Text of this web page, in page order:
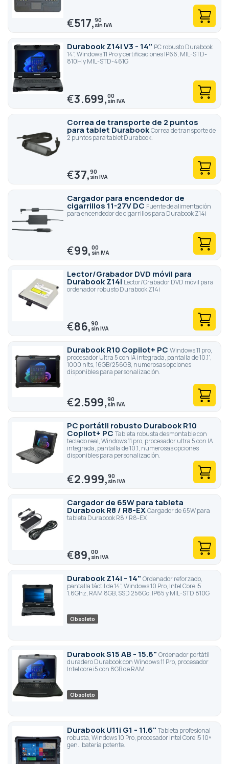
€517,90
Durabook Z14i V3 - 14" PC robusto Durabook
14", Windows 11 Pro y certificaciones IP66, MIL-STD-
810H y MIL-STD-461G
€3.699,00
Correa de transporte de 2 puntos
para tablet DurabookCorrea de transporte de
2 puntos para tablet Durabook.
€37,90
Cargador para encendedor de
cigarrillos 11-27V DC Fuente de alimentación
para encendedor de cigarrillos para Durabook Z14i
€99,00
Lector/Grabador DVD móvil para
Durabook Z14i Lector/Grabador DVD móvil para
ordenador robusto Durabook Z14i
€86,90
Durabook R10 Copilot+ PC Windows 11 pro,
procesador Ultra 5 con IA integrada, pantalla de 10.1',
1000 nits, 16GB/256GB, numerosas opciones
disponibles para personalización.
€2.599,90
PC portátil robusto Durabook R10
Copilot+ PC Tableta robusta desmontable con
teclado real, Windows 11 pro, procesador ultra 5 con IA
integrada, pantalla de 10.1, numerosas opciones
disponibles para personalización.
€2.999,90
Cargador de 65W para tableta
Durabook R8 / R8-EXCargador de 65W para
tableta Durabook R8 / R8-EX
€89,00
Durabook Z14i - 14" Ordenador reforzado,
pantalla táctil de 14", Windows 10 Pro, Intel Core i5
1.6Ghz, RAM 8GB, SSD 256Go, IP65 y MIL-STD 810G
Obsoleto
Durabook S15 AB - 15.6" Ordenador portátil
duradero Durabook con Windows 11 Pro, procesador
Intel core i5 con 8GB de RAM
Obsoleto
Durabook U11i G1 - 11.6" Tableta profesional
robusta, Windows 10 Pro, procesador Intel Core i5 10ª
gen., batería potente.